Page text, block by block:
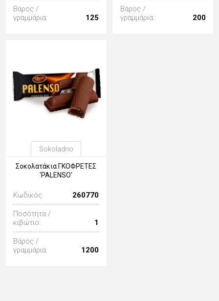
Βάρος /
γραμμάρια:
125
Βάρος /
γραμμάρια:
200
Sokoladno
Σοκολατάκια ΓΚΟΦΡΕΤΕΣ
'PALENSO'
Κωδικός: 260770
Ποσότητα /
κιβώτιο:
1
Βάρος /
γραμμάρια:
1200